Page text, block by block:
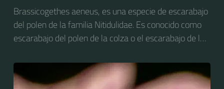
Brassicogethes aeneus, es una especie de escarabajo
del polen de la familia Nitidulidae. Es conocido como
escarabajo del polen de la colza o el escarabajo de la
Meligethes aeneus.